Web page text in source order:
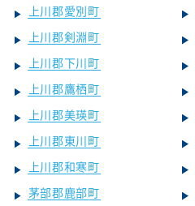
上川郡愛別町
上川郡剣淵町
上川郡下川町
上川郡鷹栖町
上川郡美瑛町
上川郡東川町
上川郡和寒町
茅部郡鹿部町